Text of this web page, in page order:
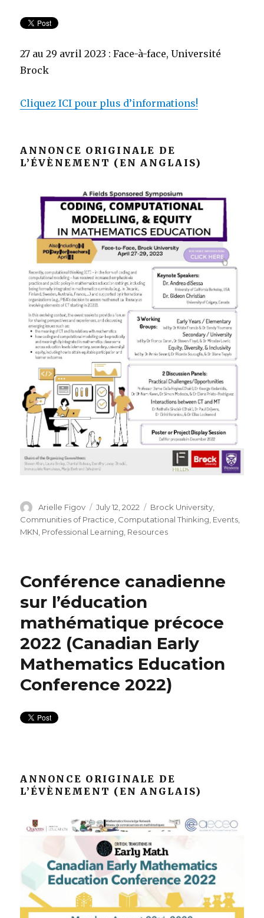
27 au 29 avril 2023 : Face-à-face, Université
Brock
Cliquez ICI pour plus d’informations!
ANNONCE ORIGINALE DE
L’ÉVÈNEMENT (EN ANGLAIS)
Author
Arielle Figov
Posted
on
July 12, 2022 Categories
Brock University
Communities of Practice Computational Thinking Events
MKN Professional Learning Resources
Conférence canadienne
sur l’éducation
mathématique précoce
2022 (Canadian Early
Mathematics Education
Conference 2022)
ANNONCE ORIGINALE DE
L’ÉVÈNEMENT (EN ANGLAIS)